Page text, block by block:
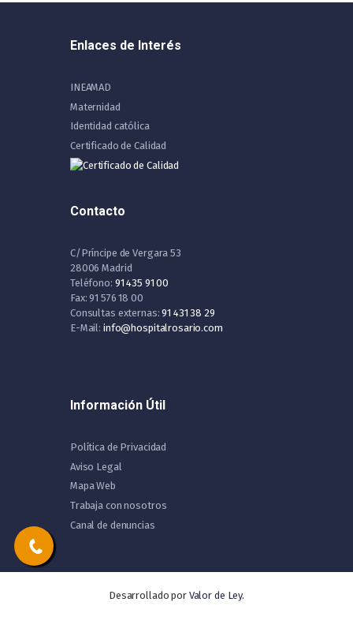
Enlaces de Interés
INEAMAD
Maternidad
Identidad católica
Certificado de Calidad
Contacto
C/Príncipe de Vergara 53
28006 Madrid
Teléfono: 91 435 91 00
Fax: 91 576 18 00
Consultas externas:91 431 38 29
E-Mail: info@hospitalrosario.com
Información Útil
Política de Privacidad
Aviso Legal
Mapa Web
Trabaja con nosotros
Canal de denuncias
Desarrollado por Valor de Ley.